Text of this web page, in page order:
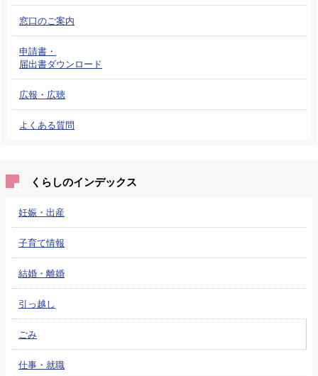
窓口のご案内
申請書・
届出書ダウンロード
広報・広聴
よくある質問
くらしのインデックス
妊娠・出産
子育て情報
結婚・離婚
引っ越し
ごみ
仕事・就職